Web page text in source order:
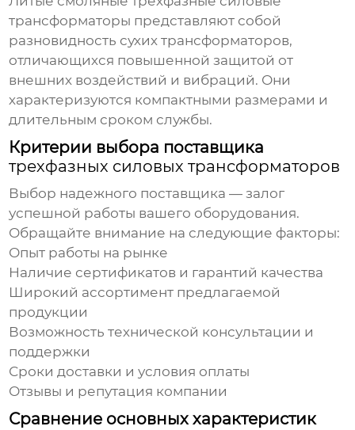
трансформаторы представляют собой
разновидность сухих трансформаторов,
отличающихся повышенной защитой от
внешних воздействий и вибраций. Они
характеризуются компактными размерами и
длительным сроком службы.
Критерии выбора поставщика
трехфазных силовых трансформаторов
Выбор надежного поставщика — залог
успешной работы вашего оборудования.
Обращайте внимание на следующие факторы:
Опыт работы на рынке
Наличие сертификатов и гарантий качества
Широкий ассортимент предлагаемой
продукции
Возможность технической консультации и
поддержки
Сроки доставки и условия оплаты
Отзывы и репутация компании
Сравнение основных характеристик